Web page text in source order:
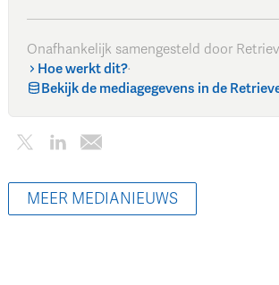
Onafhankelijk samengesteld door
Hoe werkt dit?·
Bekijk de mediagegevens in de
MEER MEDIANIEUWS